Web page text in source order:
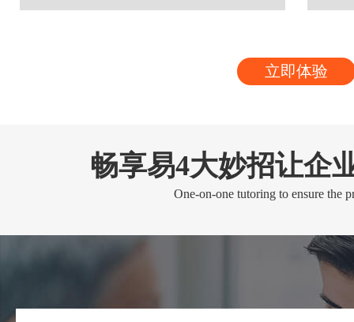
立即体验
畅享易4大妙招让企
One-on-one tutoring to ensure the